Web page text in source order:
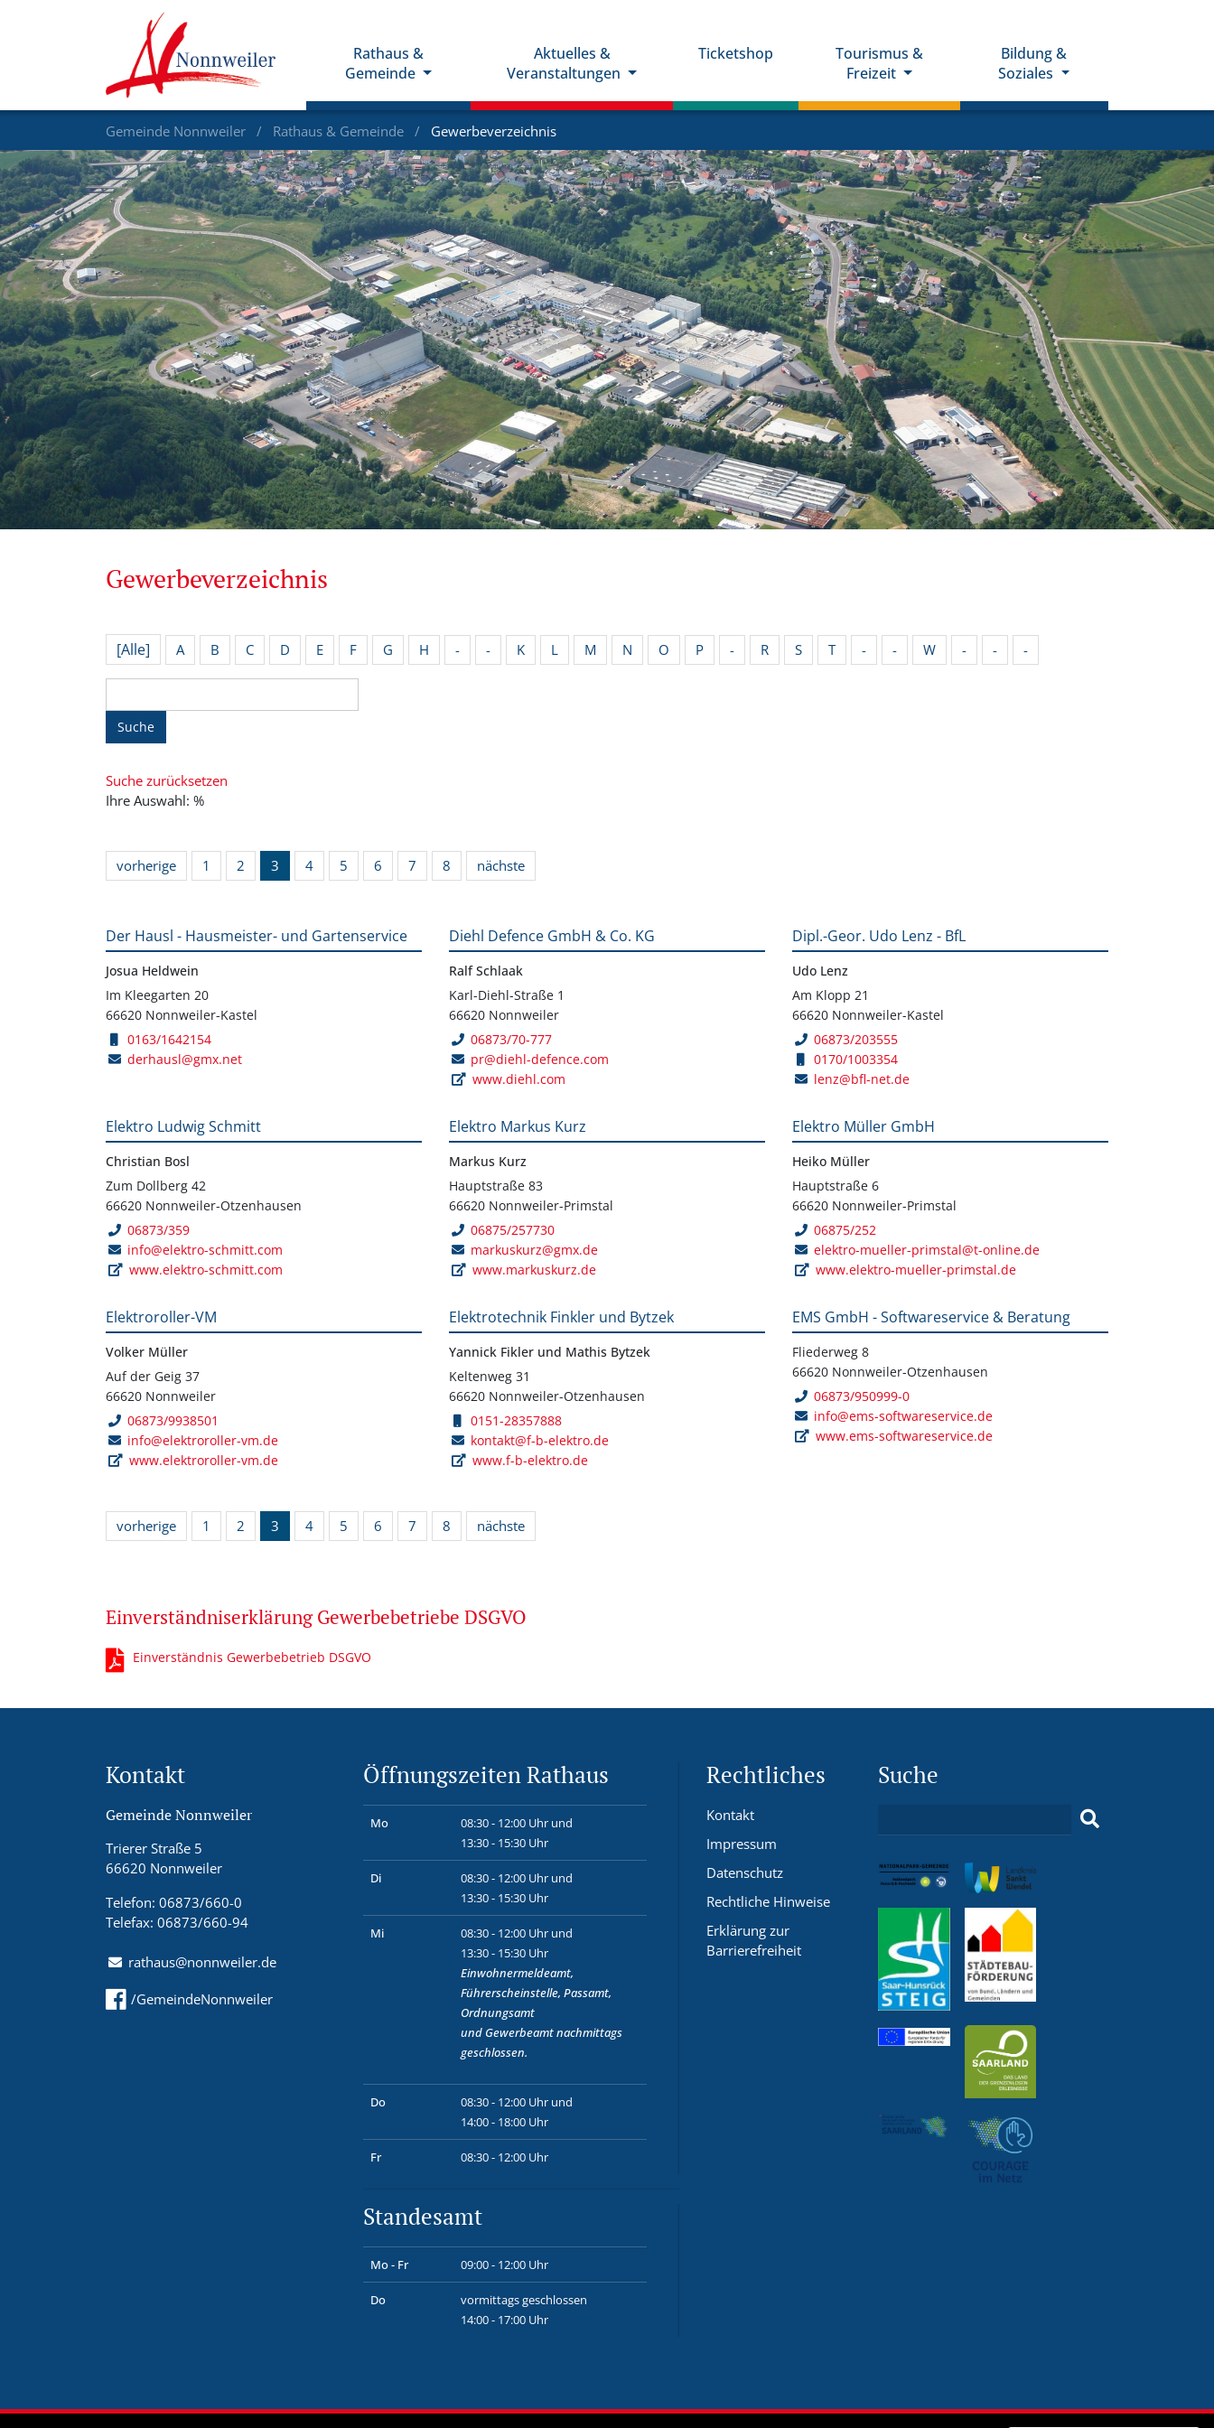
Rathaus &
Gemeinde
Aktuelles &
Veranstaltungen
Ticketshop
Tourismus &
Freizeit
Bildung &
Soziales
Gemeinde Nonnweiler Rathaus & Gemeinde Gewerbeverzeichnis
Gewerbeverzeichnis
[Alle] A B C D E F G H - - K L M N O P - R S T - - W - - -
Suche
Suche zurücksetzen
Ihre Auswahl: %
vorherige 1 2 3 4 5 6 7 8 nächste
Der Hausl - Hausmeister- und Gartenservice
Josua Heldwein
Im Kleegarten 20
66620 Nonnweiler-Kastel
0163/1642154
derhausl@gmx.net
Diehl Defence GmbH & Co. KG
Ralf Schlaak
Karl-Diehl-Straße 1
66620 Nonnweiler
06873/70-777
pr@diehl-defence.com
www.diehl.com
Dipl.-Geor. Udo Lenz - BfL
Udo Lenz
Am Klopp 21
66620 Nonnweiler-Kastel
06873/203555
0170/1003354
lenz@bfl-net.de
Elektro Ludwig Schmitt
Christian Bosl
Zum Dollberg 42
66620 Nonnweiler-Otzenhausen
06873/359
info@elektro-schmitt.com
www.elektro-schmitt.com
Elektro Markus Kurz
Markus Kurz
Hauptstraße 83
66620 Nonnweiler-Primstal
06875/257730
markuskurz@gmx.de
www.markuskurz.de
Elektro Müller GmbH
Heiko Müller
Hauptstraße 6
66620 Nonnweiler-Primstal
06875/252
elektro-mueller-primstal@t-online.de
www.elektro-mueller-primstal.de
Elektroroller-VM
Volker Müller
Auf der Geig 37
66620 Nonnweiler
06873/9938501
info@elektroroller-vm.de
www.elektroroller-vm.de
Elektrotechnik Finkler und Bytzek
Yannick Fikler und Mathis Bytzek
Keltenweg 31
66620 Nonnweiler-Otzenhausen
0151-28357888
kontakt@f-b-elektro.de
www.f-b-elektro.de
EMS GmbH - Softwareservice & Beratung
Fliederweg 8
66620 Nonnweiler-Otzenhausen
06873/950999-0
info@ems-softwareservice.de
www.ems-softwareservice.de
vorherige 1 2 3 4 5 6 7 8 nächste
Einverständniserklärung Gewerbebetriebe DSGVO
Einverständnis Gewerbebetrieb DSGVO
Kontakt
Gemeinde Nonnweiler
Trierer Straße 5
66620 Nonnweiler
Telefon: 06873/660-0
Telefax: 06873/660-94
rathaus@nonnweiler.de
/GemeindeNonnweiler
Öffnungszeiten Rathaus
Mo
08:30 - 12:00 Uhr und
13:30 - 15:30 Uhr
Di
08:30 - 12:00 Uhr und
13:30 - 15:30 Uhr
Mi
08:30 - 12:00 Uhr und
13:30 - 15:30 Uhr
Einwohnermeldeamt,
Führerscheinstelle, Passamt,
Ordnungsamt
und Gewerbeamtnachmittags
geschlossen.
Do
08:30 - 12:00 Uhr und
14:00 - 18:00 Uhr
Fr 08:30 - 12:00 Uhr
Standesamt
Mo - Fr 09:00 - 12:00 Uhr
Do
vormittags geschlossen
14:00 - 17:00 Uhr
Rechtliches
Kontakt
Impressum
Datenschutz
Rechtliche Hinweise
Erklärung zur
Barrierefreiheit
Suche